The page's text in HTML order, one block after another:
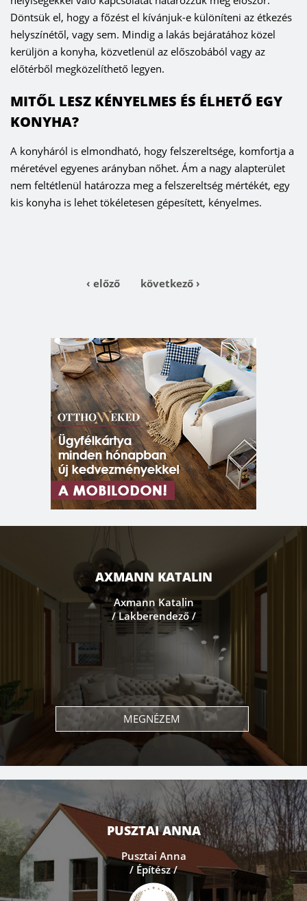
Döntsük el, hogy a főzést el kívánjuk-e különíteni az étkezés
helyszínétől, vagy sem. Mindig a lakás bejáratához közel
kerüljön a konyha, közvetlenül az előszobából vagy az
előtérből megközelíthető legyen.
MITŐL LESZ KÉNYELMES ÉS ÉLHETŐ EGY
KONYHA?
A konyháról is elmondható, hogy felszereltsége, komfortja a
méretével egyenes arányban nőhet. Ám a nagy alapterület
nem feltétlenül határozza meg a felszereltség mértékét, egy
kis konyha is lehet tökéletesen gépesített, kényelmes.
‹ előző következő ›
AXMANN KATALIN
Axmann Katalin
/ Lakberendező /
MEGNÉZEM
PUSZTAI ANNA
Pusztai Anna
/ Építész /